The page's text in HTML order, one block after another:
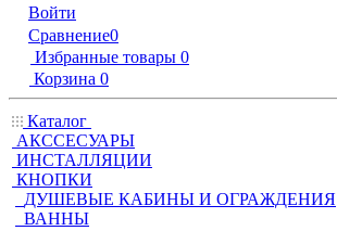
Войти
Сравнение0
Избранные товары 0
Корзина 0
Каталог
АКССЕСУАРЫ
ИНСТАЛЛЯЦИИ
КНОПКИ
ДУШЕВЫЕ КАБИНЫ И ОГРАЖДЕНИЯ
ВАННЫ